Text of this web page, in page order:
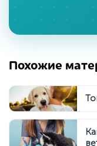
Похожие